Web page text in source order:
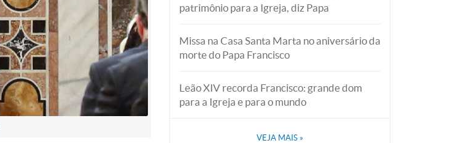
patrimônio para a Igreja, diz Papa
Missa na Casa Santa Marta no aniversário da
morte do Papa Francisco
Leão XIV recorda Francisco: grande dom
para a Igreja e para o mundo
VEJA MAIS »